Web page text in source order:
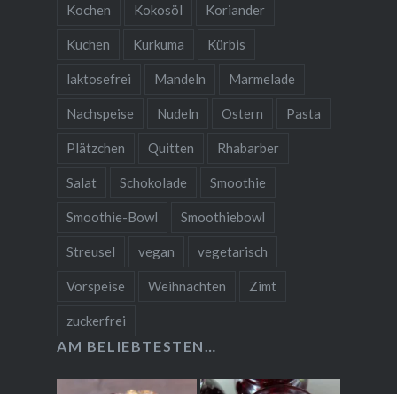
Kochen Kokosöl Koriander
Kuchen Kurkuma Kürbis
laktosefrei Mandeln Marmelade
Nachspeise Nudeln Ostern Pasta
Plätzchen Quitten Rhabarber
Salat Schokolade Smoothie
Smoothie-Bowl Smoothiebowl
Streusel vegan vegetarisch
Vorspeise Weihnachten Zimt
zuckerfrei
AM BELIEBTESTEN…